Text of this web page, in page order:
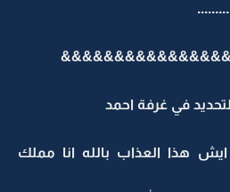
في غرفة احمد
العذاب بالله انا مملك